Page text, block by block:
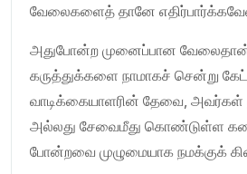
வேலைகளைத் தானே
அதுபோன்ற முனைப்பான வேலைதான்
கருத்துக்களை நாமாகச் சென்று
வாடிக்கையாளரின் தேவை, அவர்கள்
அல்லது சேவைமீது கொண்டுள்ள
போன்றவை முழுமையாக நமக்குக்